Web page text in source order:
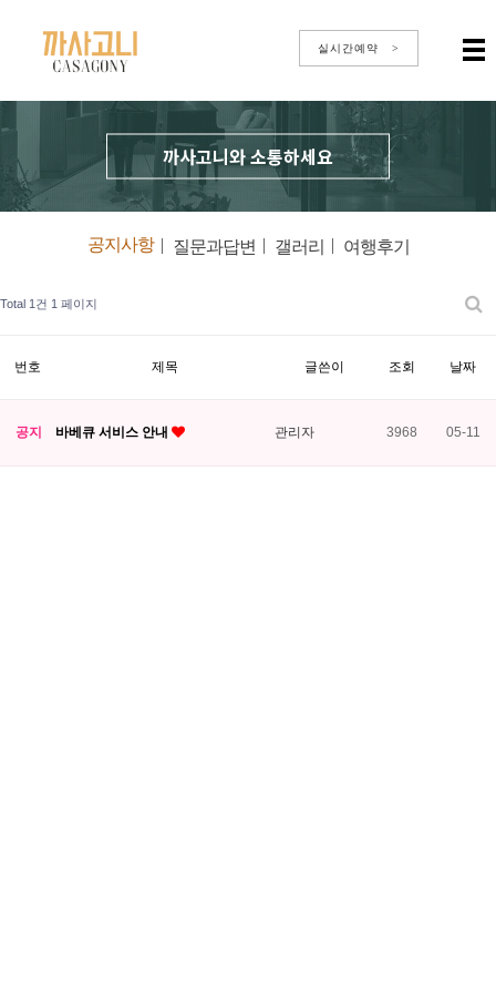
실시간예약 >
까사고니와 소통하세요
공지사항| 질문과답변 | 갤러리 | 여행후기